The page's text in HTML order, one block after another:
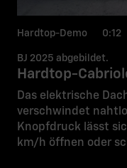
Hardtop-Demo 0:12
BJ 2025 abgebildet.
Hardtop-
Das elektrische
verschwindet
Knopfdruck lässt
km/h öffnen oder